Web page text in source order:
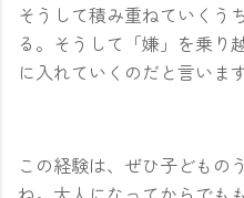
そうして積み重ねていくう
る。そうして「嫌」を乗り
に入れていくのだと言います
この経験は、ぜひ子どもの